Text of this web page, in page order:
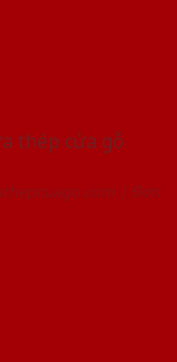
thép cửa gỗ
| Đơn